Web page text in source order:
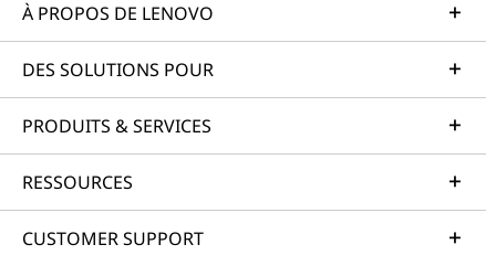
À PROPOS DE LENOVO
DES SOLUTIONS POUR
PRODUITS & SERVICES
RESSOURCES
CUSTOMER SUPPORT